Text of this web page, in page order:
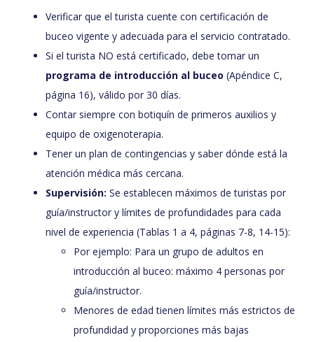
Verificar que el turista cuente con certificación de
buceo vigente y adecuada para el servicio contratado.
Si el turista NO está certificado, debe tomar un
programa de introducción al buceo (Apéndice C,
página 16), válido por 30 días.
Contar siempre con botiquín de primeros auxilios y
equipo de oxigenoterapia.
Tener un plan de contingencias y saber dónde está la
atención médica más cercana.
Supervisión: Se establecen máximos de turistas por
guía/instructor y límites de profundidades para cada
nivel de experiencia (Tablas 1 a 4, páginas 7-8, 14-15):
Por ejemplo: Para un grupo de adultos en
introducción al buceo: máximo 4 personas por
guía/instructor.
Menores de edad tienen límites más estrictos de
profundidad y proporciones más bajas